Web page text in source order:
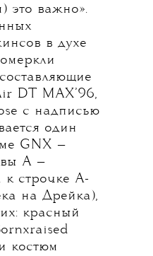
это важно».
в духе
DT MAX’96,
c надписью
один
GNX —
А —
к строчке A-
на Дрейка),
красный
костюм